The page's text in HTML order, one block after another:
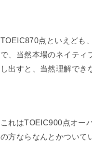
TOEIC870点といえども
で、当然本場のネイティ
し出すと、当然理解でき
これはTOEIC900点オー
の方ならなんとかついて